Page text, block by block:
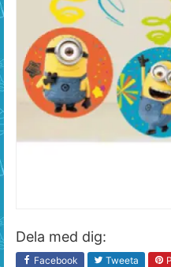
Dela med dig:
Facebook Tweeta